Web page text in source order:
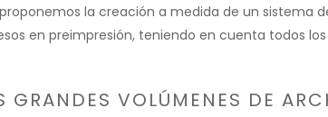
la creación a medida de un sistema
en preimpresión, teniendo en cuenta todos
GRANDES VOLÚMENES DE